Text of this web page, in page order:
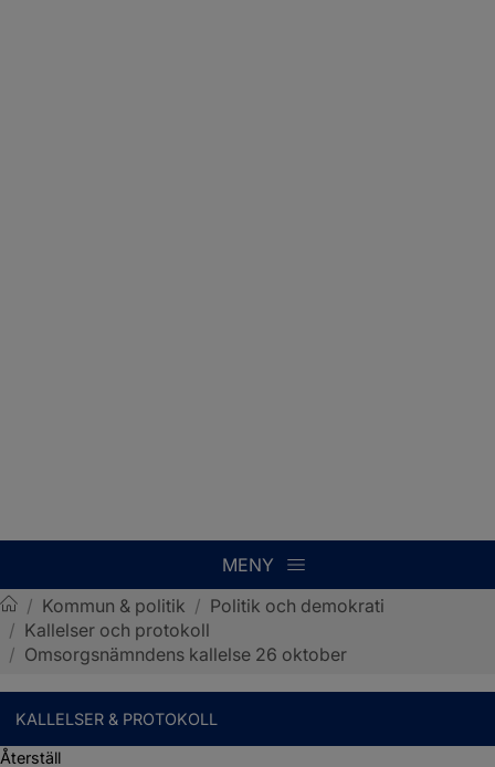
MENY
Sotenäs kommun
/ Kommun & politik / Politik och demokrati
/ Kallelser och protokoll
/ Omsorgsnämndens kallelse 26 oktober
KALLELSER & PROTOKOLL
Återställ